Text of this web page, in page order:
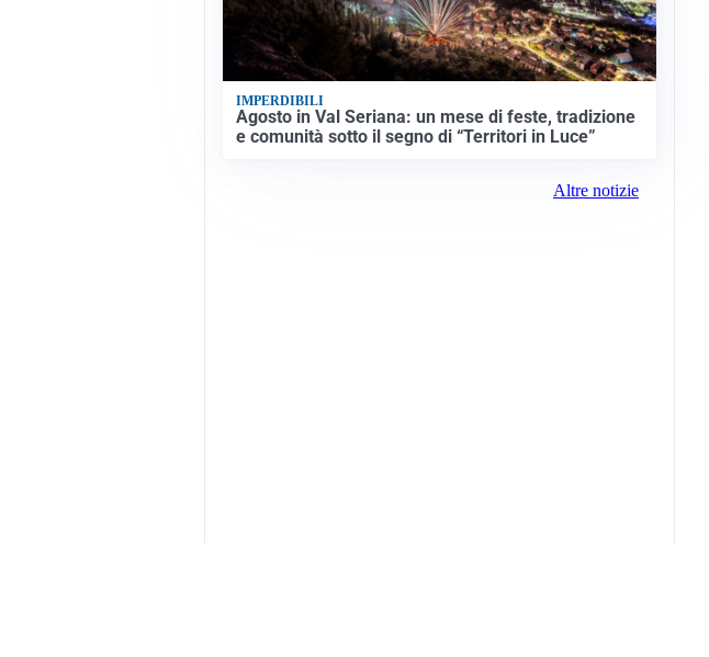
IMPERDIBILI
Agosto in Val Seriana: un mese di feste, tradizione
e comunità sotto il segno di “Territori in Luce”
Altre notizie